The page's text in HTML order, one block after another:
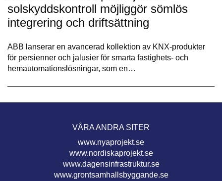
solskyddskontroll möjliggör sömlös
integrering och driftsättning
ABB lanserar en avancerad kollektion av KNX-produkter
för persienner och jalusier för smarta fastighets- och
hemautomationslösningar, som en…
VÅRA ANDRA SITER
www.nyaprojekt.se
www.nordiskaprojekt.se
www.dagensinfrastruktur.se
www.grontsamhallsbyggande.se